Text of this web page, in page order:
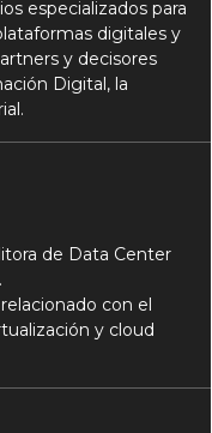
especializados para
digitales y
y decisores
Digital, la
de Data Center
con el
y cloud